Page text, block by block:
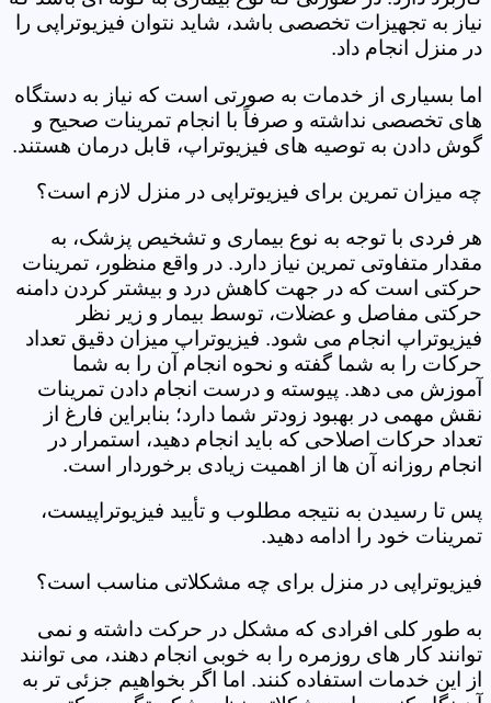
نیاز به تجهیزات تخصصی باشد، شاید نتوان فیزیوتراپی را
در منزل انجام داد.
اما بسیاری از خدمات به صورتی است که نیاز به دستگاه
های تخصصی نداشته و صرفاً با انجام تمرینات صحیح و
گوش دادن به توصیه های فیزیوتراپ، قابل درمان هستند.
چه میزان تمرین برای فیزیوتراپی در منزل لازم است؟
هر فردی با توجه به نوع بیماری و تشخیص پزشک، به
مقدار متفاوتی تمرین نیاز دارد. در واقع منظور، تمرینات
حرکتی است که در جهت کاهش درد و بیشتر کردن دامنه
حرکتی مفاصل و عضلات، توسط بیمار و زیر نظر
فیزیوتراپ انجام می شود. فیزیوتراپ میزان دقیق تعداد
حرکات را به شما گفته و نحوه انجام آن را به شما
آموزش می دهد. پیوسته و درست انجام دادن تمرینات
نقش مهمی در بهبود زودتر شما دارد؛ بنابراین فارغ از
تعداد حرکات اصلاحی که باید انجام دهید، استمرار در
انجام روزانه آن ها از اهمیت زیادی برخوردار است.
پس تا رسیدن به نتیجه مطلوب و تأیید فیزیوتراپیست،
تمرینات خود را ادامه دهید.
فیزیوتراپی در منزل برای چه مشکلاتی مناسب است؟
به طور کلی افرادی که مشکل در حرکت داشته و نمی
توانند کار های روزمره را به خوبی انجام دهند، می توانند
از این خدمات استفاده کنند. اما اگر بخواهیم جزئی تر به